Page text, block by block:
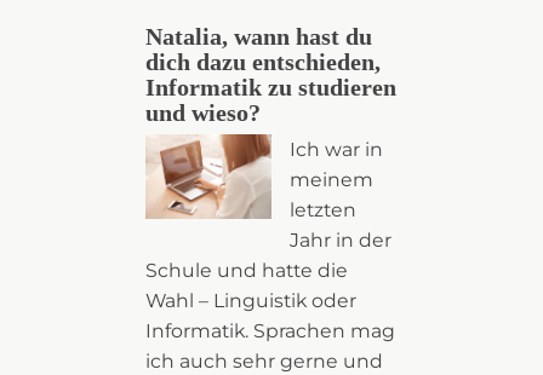
Natalia, wann hast du
dich dazu entschieden,
Informatik zu studieren
und wieso?
Ich war in
meinem
letzten
Jahr in der
Schule und hatte die
Wahl – Linguistik oder
Informatik. Sprachen mag
ich auch sehr gerne und